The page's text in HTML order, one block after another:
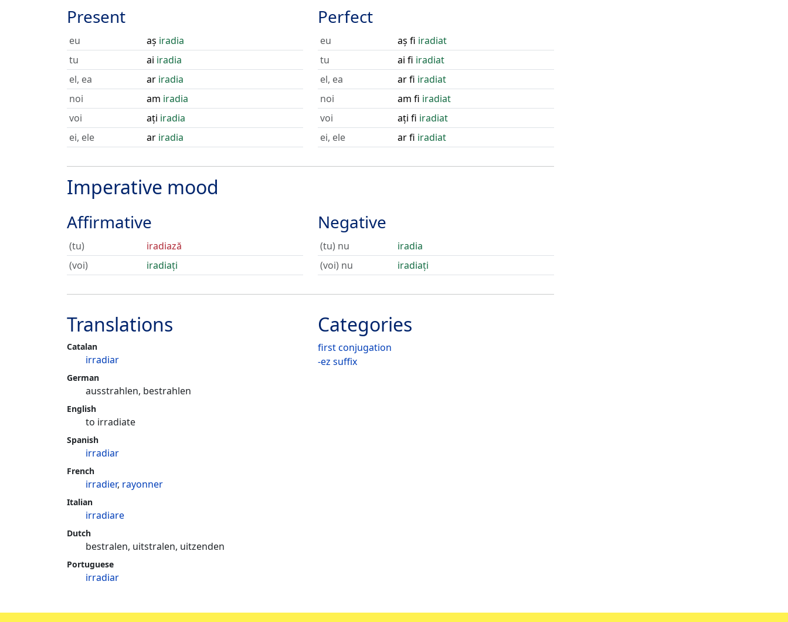
Present
eu aș iradia
tu
ai iradia
el, ea
ar iradia
noi
am iradia
voi
ați iradia
ei, ele
ar iradia
Perfect
eu aș fi iradiat
tu
ai fi iradiat
el, ea
ar fi iradiat
noi
am fi iradiat
voi
ați fi iradiat
ei, ele
ar fi iradiat
Imperative mood
Affirmative
(tu)
iradiază
(voi)
iradiați
Negative
(tu) nu
iradia
(voi) nu
iradiați
Categories
first conjugation
-ez suffix
Translations
Catalan
irradiar
German
ausstrahlen, bestrahlen
English
to irradiate
Spanish
irradiar
French
irradier, rayonner
Italian
irradiare
Dutch
bestralen, uitstralen, uitzenden
Portuguese
irradiar